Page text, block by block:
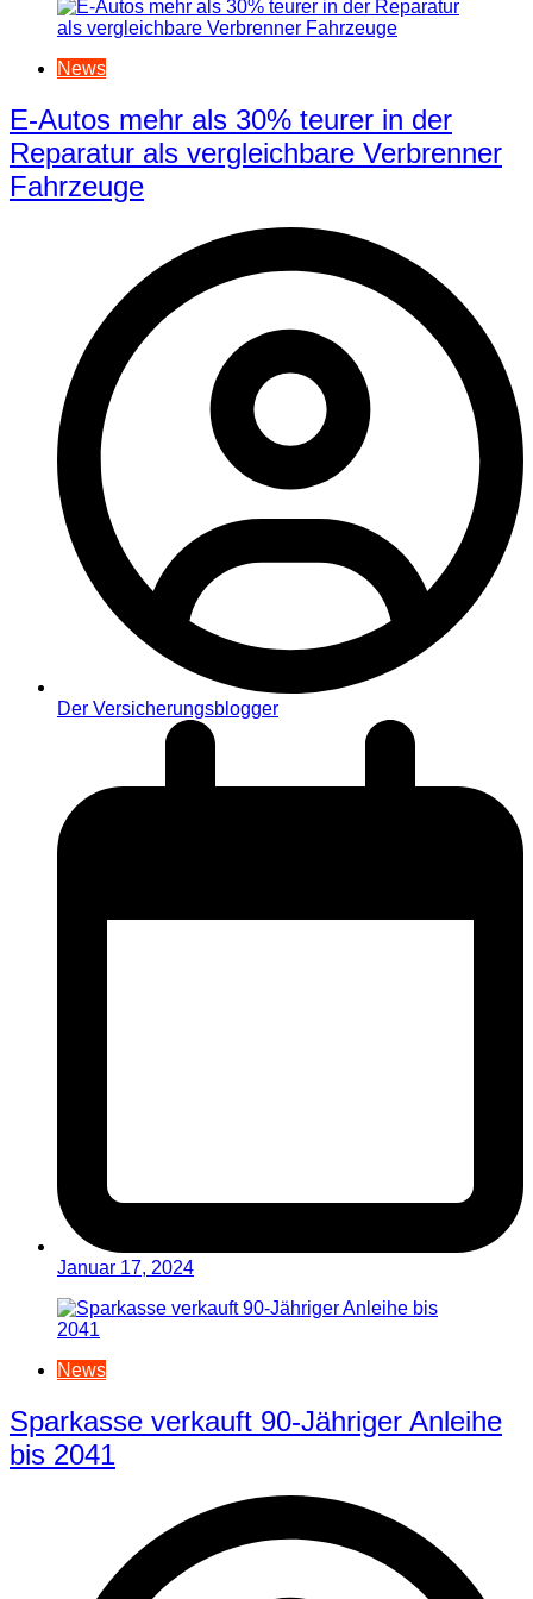
News
E-Autos mehr als 30% teurer in der
Reparatur als vergleichbare Verbrenner
Fahrzeuge
Der Versicherungsblogger
Januar 17, 2024
News
Sparkasse verkauft 90-Jähriger Anleihe
bis 2041